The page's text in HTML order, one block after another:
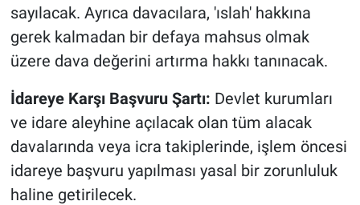
sayılacak. Ayrıca davacılara, 'ıslah' hakkına
gerek kalmadan bir defaya mahsus olmak
üzere dava değerini artırma hakkı tanınacak.
İdareye Karşı Başvuru Şartı: Devlet kurumları
ve idare aleyhine açılacak olan tüm alacak
davalarında veya icra takiplerinde, işlem öncesi
idareye başvuru yapılması yasal bir zorunluluk
haline getirilecek.